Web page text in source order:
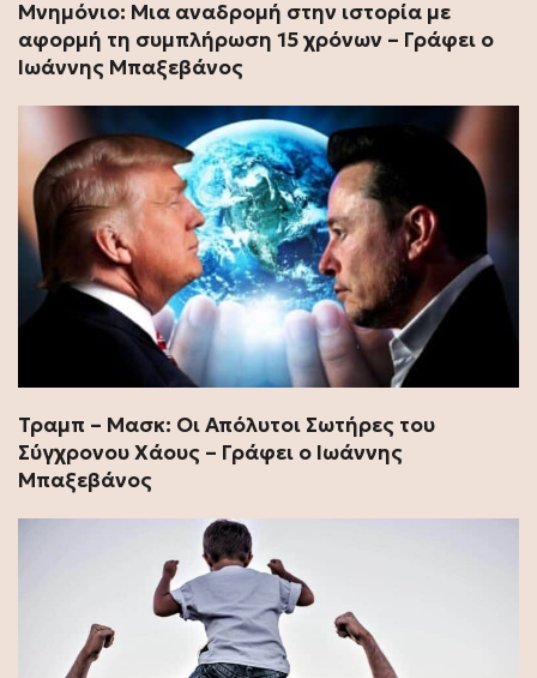
Μνημόνιο: Μια αναδρομή στην ιστορία με
αφορμή τη συμπλήρωση 15 χρόνων – Γράφει ο
Ιωάννης Μπαξεβάνος
Τραμπ – Μασκ: Οι Απόλυτοι Σωτήρες του
Σύγχρονου Χάους – Γράφει ο Ιωάννης
Μπαξεβάνος